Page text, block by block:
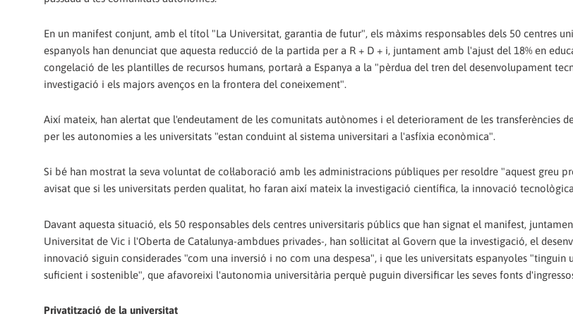
En un manifest conjunt, amb el títol "La Universitat, garantia de futur", els màxims responsables dels 50 centres
espanyols han denunciat que aquesta reducció de la partida per a R + D + i, juntament amb l'ajust del 18% en
congelació de les plantilles de recursos humans, portarà a Espanya a la "pèrdua del tren del desenvolupament
investigació i els majors avenços en la frontera del coneixement".
Així mateix, han alertat que l'endeutament de les comunitats autònomes i el deteriorament de les transferències
per les autonomies a les universitats "estan conduint al sistema universitari a l'asfíxia econòmica".
Si bé han mostrat la seva voluntat de col·laboració amb les administracions públiques per resoldre "aquest greu
avisat que si les universitats perden qualitat, ho faran així mateix la investigació científica, la innovació
Davant aquesta situació, els 50 responsables dels centres universitaris públics que han signat el manifest,
Universitat de Vic i l'Oberta de Catalunya-ambdues privades-, han sol·licitat al Govern que la investigació, el
innovació siguin considerades "com una inversió i no com una despesa", i que les universitats espanyoles "tinguin
suficient i sostenible", que afavoreixi l'autonomia universitària perquè puguin diversificar les seves fonts
Privatització de la universitat